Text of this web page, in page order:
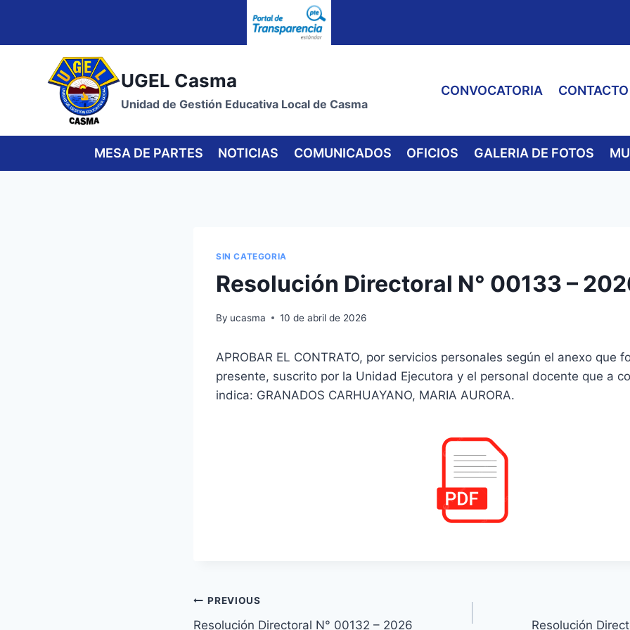
content
UGEL Casma
Unidad de Gestión Educativa Local de Casma
CONVOCATORIA CONTACTO
MESA DE PARTES NOTICIAS COMUNICADOS OFICIOS GALERIA DE FOTOS
SIN CATEGORIA
Resolución Directoral N° 00133 –
By ucasma 10 de abril de 2026
APROBAR EL CONTRATO, por servicios personales según el anexo que
presente, suscrito por la Unidad Ejecutora y el personal docente que a
indica: GRANADOS CARHUAYANO, MARIA AURORA.
Navegación
PREVIOUS
Resolución Directoral N° 00132 – 2026 Resolución